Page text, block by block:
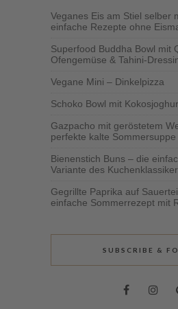
Veganes Eis am Stiel selber
einfache Rezepte ohne
Superfood Buddha Bowl mit
Ofengemüse & Tahini-
Vegane Mini – Dinkelpizza
Schoko Bowl mit
Gazpacho mit geröstetem
perfekte kalte Sommersuppe
Bienenstich Buns – die
Variante des
Gegrillte Paprika auf
einfache Sommerrezept mit
SUBSCRIBE &